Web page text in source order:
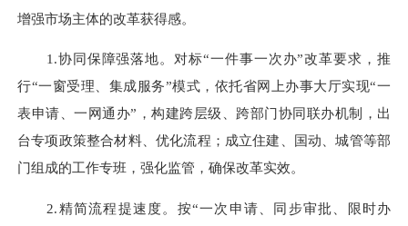
增强市场主体的改革获得感。
1.协同保障强落地。对标“一件事一次办”改革要求，推
行“一窗受理、集成服务”模式，依托省网上办事大厅实现“一
表申请、一网通办”，构建跨层级、跨部门协同联办机制，出
台专项政策整合材料、优化流程；成立住建、国动、城管等部
门组成的工作专班，强化监管，确保改革实效。
2.精简流程提速度。按“一次申请、同步审批、限时办